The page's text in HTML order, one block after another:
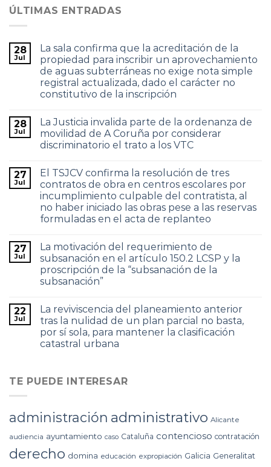
ÚLTIMAS ENTRADAS
28
Jul
La sala confirma que la acreditación de la
propiedad para inscribir un aprovechamiento
de aguas subterráneas no exige nota simple
registral actualizada, dado el carácter no
constitutivo de la inscripción
28
Jul
La Justicia invalida parte de la ordenanza de
movilidad de A Coruña por considerar
discriminatorio el trato a los VTC
27
Jul
El TSJCV confirma la resolución de tres
contratos de obra en centros escolares por
incumplimiento culpable del contratista, al
no haber iniciado las obras pese a las reservas
formuladas en el acta de replanteo
27
Jul
La motivación del requerimiento de
subsanación en el artículo 150.2 LCSP y la
proscripción de la “subsanación de la
subsanación”
22
Jul
La reviviscencia del planeamiento anterior
tras la nulidad de un plan parcial no basta,
por sí sola, para mantener la clasificación
catastral urbana
TE PUEDE INTERESAR
administración administrativo Alicante
audiencia ayuntamiento caso Cataluña contencioso contratación
derecho domina educación expropiación Galicia Generalitat